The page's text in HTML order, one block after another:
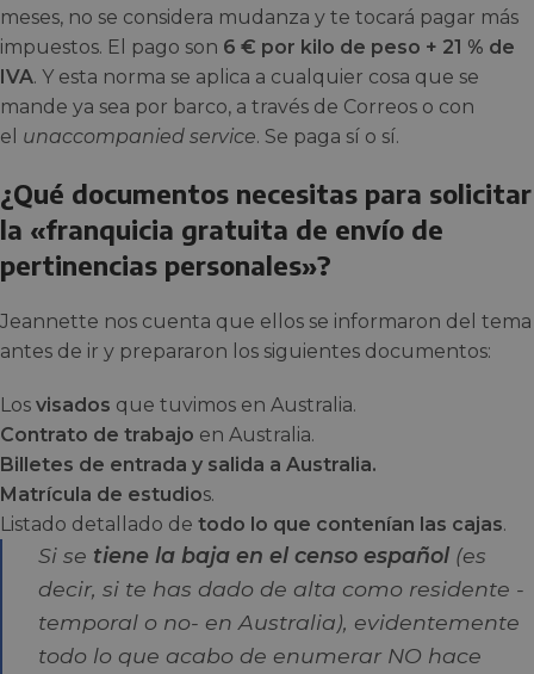
meses, no se considera mudanza y te tocará pagar más
impuestos. El pago son 6 € por kilo de peso + 21 % de
IVA. Y esta norma se aplica a cualquier cosa que se
mande ya sea por barco, a través de Correos o con
el unaccompanied service. Se paga sí o sí.
¿Qué documentos necesitas para solicitar
la «franquicia gratuita de envío de
pertinencias personales»?
Jeannette nos cuenta que ellos se informaron del tema
antes de ir y prepararon los siguientes documentos:
Los visados que tuvimos en Australia.
Contrato de trabajo en Australia.
Billetes de entrada y salida a Australia.
Matrícula de estudios.
Listado detallado de todo lo que contenían las cajas.
Si se tiene la baja en el censo español (es
decir, si te has dado de alta como residente -
temporal o no- en Australia), evidentemente
todo lo que acabo de enumerar NO hace